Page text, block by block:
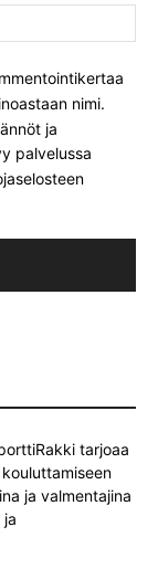
nimi.
ja
palvelussa
tarjoaa
ja valmentajina